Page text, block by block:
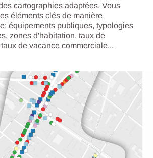
cartographies adaptées. Vous
éléments clés de manière
équipements publiques, typologies
zones d'habitation, taux de
de vacance commerciale...